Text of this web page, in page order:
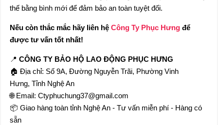
thế bằng bình mới để đảm bảo an toàn tuyệt đối.
Nếu còn thắc mắc hãy liên hệCông Ty Phục Hưng để
được tư vấn tốt nhất!
📍CÔNG TY BẢO HỘ LAO ĐỘNG PHỤC HƯNG
🏠 Địa chỉ: Số 9A, Đường Nguyễn Trãi, Phường Vinh
Hưng, Tỉnh Nghệ An
🌐 Email: Ctyphuchung37@gmail.com
📦 Giao hàng toàn tỉnh Nghệ An - Tư vấn miễn phí - Hàng có
sẵn